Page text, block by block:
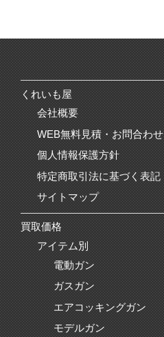
くれいも屋
会社概要
WEB無料見積・お問合わせ
個人情報保護方針
特定商取引法に基づく表記
サイトマップ
買取価格
アイテム別
電動ガン
ガスガン
エアコッキングガン
モデルガン